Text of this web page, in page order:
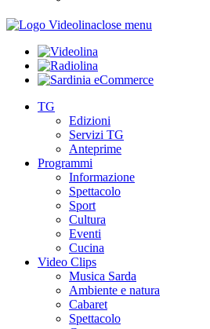
close menu
TG
Edizioni
Servizi TG
Anteprime
Programmi
Informazione
Spettacolo
Sport
Cultura
Eventi
Cucina
Video Clips
Musica Sarda
Ambiente e natura
Cabaret
Spettacolo